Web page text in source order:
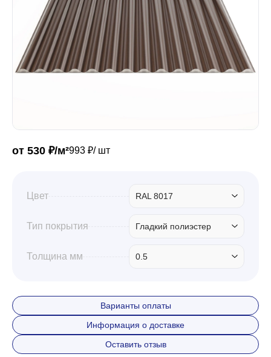
Кровля
от 530 ₽/м²993 ₽/ шт
Цвет RAL 8017
Тип покрытия Гладкий полиэстер
Толщина мм 0.5
Варианты оплаты
Информация о доставке
Оставить отзыв